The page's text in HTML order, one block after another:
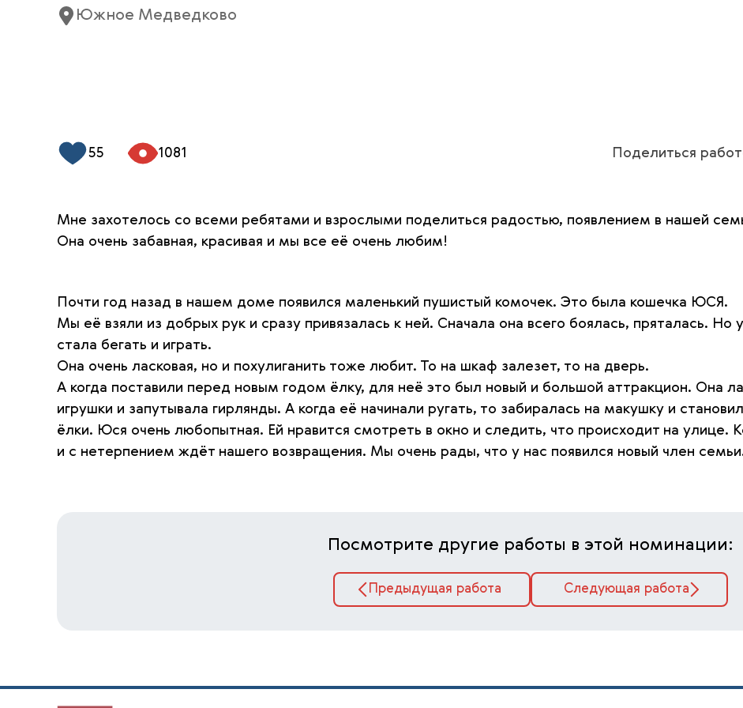
Южное Медведково
55 1081 Поделиться
Мне захотелось со всеми ребятами и взрослыми поделиться радостью, появлением в нашей
Она очень забавная, красивая и мы все её очень любим!
Почти год назад в нашем доме появился маленький пушистый комочек. Это была кошечка ЮСЯ.
Мы её взяли из добрых рук и сразу привязалась к ней. Сначала она всего боялась, пряталась. Но
стала бегать и играть.
Она очень ласковая, но и похулиганить тоже любит. То на шкаф залезет, то на дверь.
А когда поставили перед новым годом ёлку, для неё это был новый и большой аттракцион. Она
игрушки и запутывала гирлянды. А когда её начинали ругать, то забиралась на макушку и
ёлки. Юся очень любопытная. Ей нравится смотреть в окно и следить, что происходит на улице.
и с нетерпением ждёт нашего возвращения. Мы очень рады, что у нас появился новый член
Посмотрите другие работы в этой номинации:
Предыдущая работа Следующая работа